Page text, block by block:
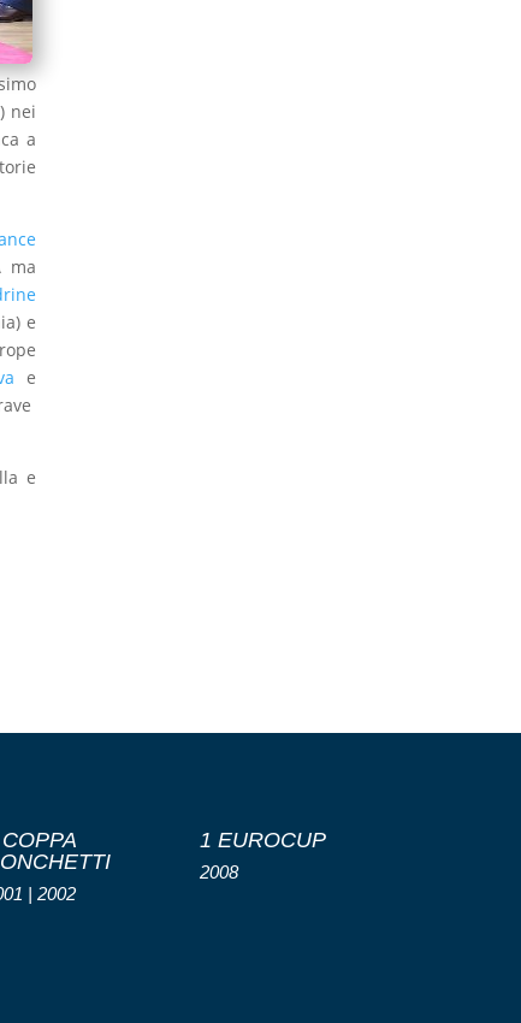
) nei
a
ma
e
e
e
| 2002
1 EUROCUP
2008